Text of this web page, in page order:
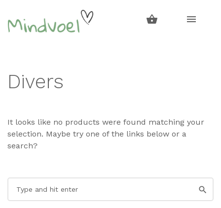
navigation
content
Divers
It looks like no products were found matching your
selection. Maybe try one of the links below or a
search?
for: